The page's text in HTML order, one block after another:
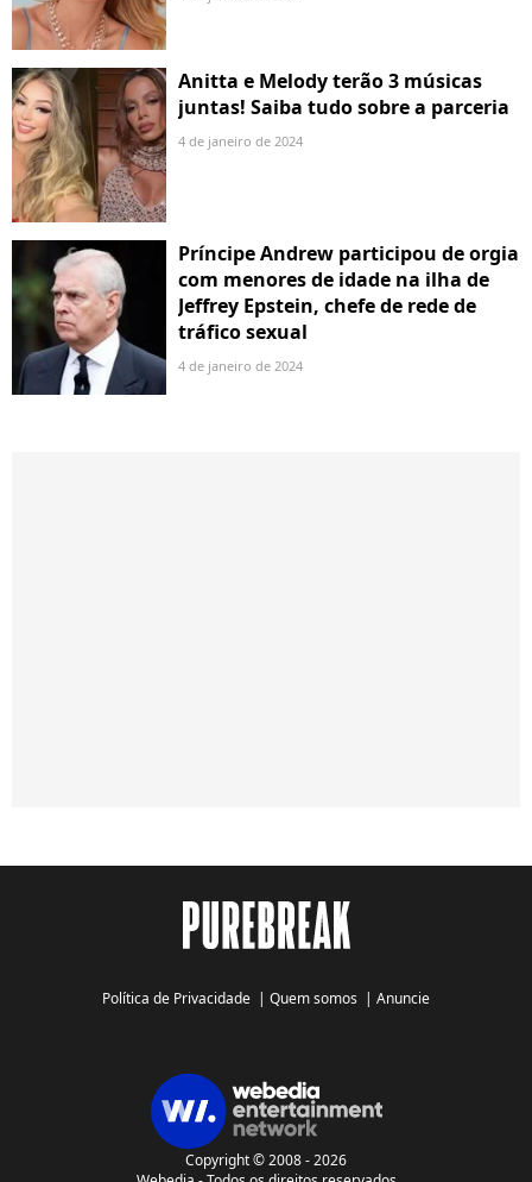
Anitta e Melody terão 3 músicas
juntas! Saiba tudo sobre a parceria
4 de janeiro de 2024
Príncipe Andrew participou de orgia
com menores de idade na ilha de
Jeffrey Epstein, chefe de rede de
tráfico sexual
4 de janeiro de 2024
Política de Privacidade | Quem somos | Anuncie
Copyright © 2008 - 2026